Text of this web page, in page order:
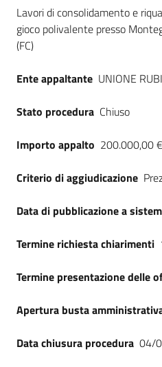
su
Dati del bando
Lavori di consolidamento e
gioco polivalente presso
(FC)
Ente appaltante UNIONE
Stato procedura Chiuso
Importo appalto 200.000,00 €
Criterio di aggiudicazione
Data di pubblicazione a
Termine richiesta chiarimenti
Termine presentazione delle
Apertura busta
Data chiusura procedura 04/